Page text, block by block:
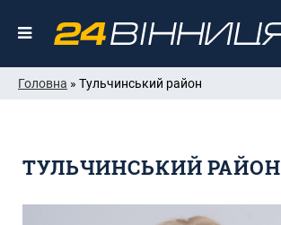
Головна » Тульчинський район
ТУЛЬЧИНСЬКИЙ РАЙОН